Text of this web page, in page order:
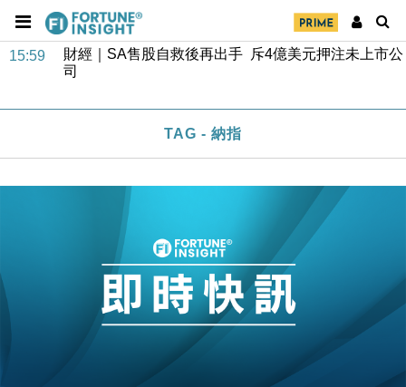
15:59
財經｜SA售股自救後再出手 斥4億美元押注未上市公
司
財經｜精星香港夥菜鳥拓全球智慧倉儲市場 加快海外
14:50
地產｜大酒店中期轉賺2300萬元 斥21億翻新香港及
13:12
國際｜特朗普赴洛杉磯高球場活動前 男子攜槍彈被捕
財經｜香港7月PMI回落至51 企業擴張放慢兼縮減人
財經｜黑石傳再籌逾360億美元 支援Anthropic租用
Google晶片
財經｜美商務部擬擴大金屬關稅範圍 14類產品或加徵
本地｜新世界K11 9月升級會員制度 增鉑金卡級別鎖
財經｜本港6月零售額連升14個月 珠寶鐘錶銷售升勢
TAG - 納指